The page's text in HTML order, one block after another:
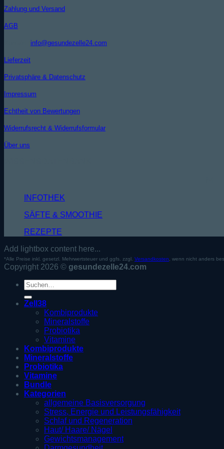
Zahlung und Versand
AGB
info@gesundezelle24.com
Lieferzeit
Privatsphäre & Datenschutz
Impressum
Echtheit von Bewertungen
Widerrufsrecht & Widerrufsformular
Über uns
INFOTHEK
SÄFTE & SMOOTHIE
REZEPTE
Add lightbox content here...
*Alle Preise inkl. gesetzl. Mehrwertsteuer und ggfs. zzgl. Versandkosten , wenn nicht anders
Copyright 2026 © gesundezelle24.com
Suche
nach:
Zell38
Kombiprodukte
Mineralstoffe
Probiotika
Vitamine
Kombiprodukte
Mineralstoffe
Probiotika
Vitamine
Bundle
Kategorien
allgemeine Basisversorgung
Stress, Energie und Leistungsfähigkeit
Schlaf und Regeneration
Haut/ Haare/ Nägel
Gewichtsmanagement